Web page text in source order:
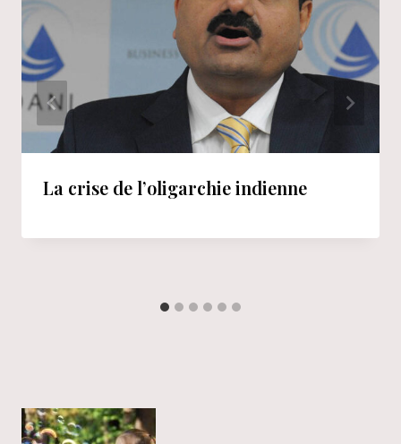
La crise de l’oligarchie indienne